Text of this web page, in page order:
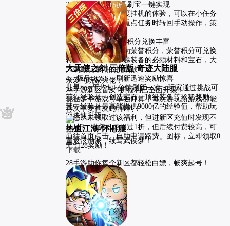
3
4
5
2、解放双手，秒怪刷宝一键实现
游戏为玩家实现轻度挂机的体验，可以在小任务
时交由挂机托管，重点任务时转回手动操作，策
略与悠闲并存。
3、精英竞技，荣誉积分兑换丰富
竞技场的奖励设定为荣誉积分，荣誉积分可兑换
转职技能，合成卓越装备的必须材料和宝石，大
大刺激玩家间的挑战欲
4、极品BOSS，刷新迅速奖励惊喜
世界boss平均每5分钟刷新一次，玩家通过挑战可
获得经验丹、创造宝石、顶级装备等珍稀奖励，
其中经验丹最高能提供9000亿的经验值，帮助玩
家快速升级。
6
3.5折
大天使之剑-三倍版-奇迹大陆服
亲爱的玩家大佬：
28手游新区首次1折福利已全面升级！
现在多个游戏可单独计算，每次游玩新游戏都能
再次享受首次1折福利！
若您从未领取过该福利，但进新区充值时发现不
是1折；或您已使用过1折，但后续付费较高，可
前往首页点击「自助申请路费」图标，立即领取0
元=128奖励！
28手游助你每个新区都轻松白嫖，畅爽起号！
开始
7
热血江湖-怀旧服
重返泫渤派，续写武侠梦！
下载
8
9
10
11
12
14
15
16
17
18
19
20
21
22
23
24
25
26